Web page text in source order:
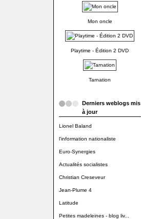
Mon oncle
Playtime - Édition 2 DVD
Tarnation
Derniers weblogs mis
à jour
Lionel Baland
l'information nationaliste
Euro-Synergies
Actualités socialistes
Christian Creseveur
Jean-Plume 4
Latitude
Petites madeleines - blog liv...